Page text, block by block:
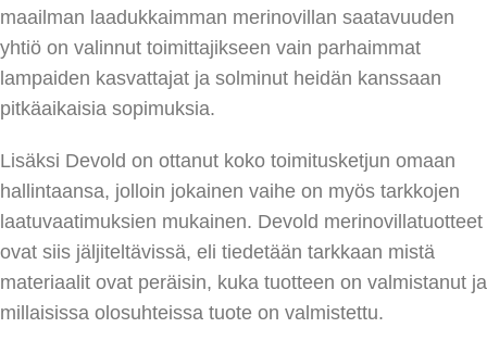
maailman laadukkaimman merinovillan saatavuuden
yhtiö on valinnut toimittajikseen vain parhaimmat
lampaiden kasvattajat ja solminut heidän kanssaan
pitkäaikaisia sopimuksia.
Lisäksi Devold on ottanut koko toimitusketjun omaan
hallintaansa, jolloin jokainen vaihe on myös tarkkojen
laatuvaatimuksien mukainen. Devold merinovillatuotteet
ovat siis jäljiteltävissä, eli tiedetään tarkkaan mistä
materiaalit ovat peräisin, kuka tuotteen on valmistanut ja
millaisissa olosuhteissa tuote on valmistettu.